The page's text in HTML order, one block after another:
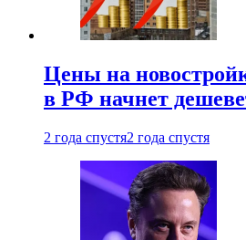
Цены на
в РФ начнет
2 года спустя2 года спустя